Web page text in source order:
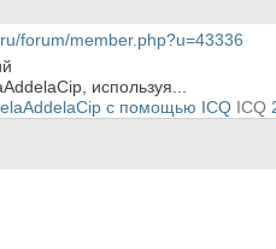
forum/member.php?u=43336
используя...
ICQ